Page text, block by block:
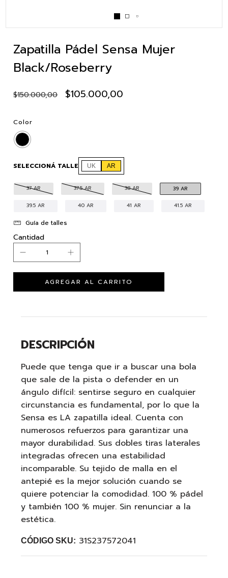
Zapatilla Pádel Sensa Mujer
Black/Roseberry
$150.000,00 $105.000,00
Color
SELECCIONÁ TALLE UK AR
37 AR 37.5 AR 38 AR 39 AR
39.5 AR 40 AR 41 AR 41.5 AR
Guía de talles
Cantidad
DESCRIPCIÓN
Puede que tenga que ir a buscar una bola
que sale de la pista o defender en un
ángulo difícil: sentirse seguro en cualquier
circunstancia es fundamental, por lo que la
Sensa es LA zapatilla ideal. Cuenta con
numerosos refuerzos para garantizar una
mayor durabilidad. Sus dobles tiras laterales
integradas ofrecen una estabilidad
incomparable. Su tejido de malla en el
antepié es la mejor solución cuando se
quiere potenciar la comodidad. 100 % pádel
y también 100 % mujer. Sin renunciar a la
estética.
CÓDIGO SKU: 31S237572041